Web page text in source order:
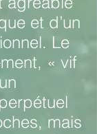
et d’un
Le
« vif
mais